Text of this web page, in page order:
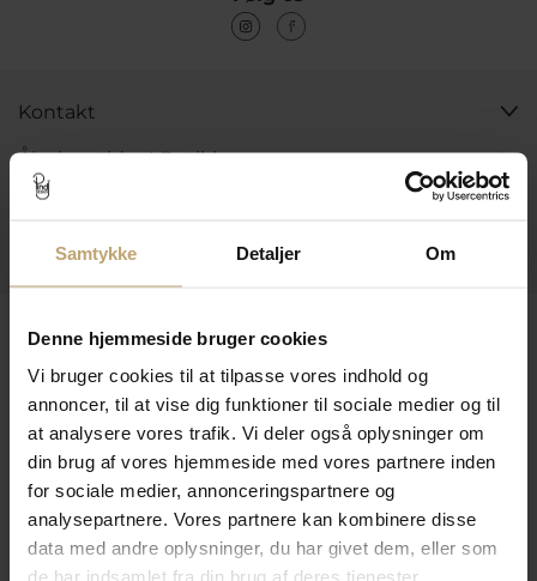
Samtykke Detaljer Om
Denne hjemmeside bruger cookies
Vi bruger cookies til at tilpasse vores indhold og
annoncer, til at vise dig funktioner til sociale medier og til
at analysere vores trafik. Vi deler også oplysninger om
din brug af vores hjemmeside med vores partnere inden
for sociale medier, annonceringspartnere og
analysepartnere. Vores partnere kan kombinere disse
data med andre oplysninger, du har givet dem, eller som
de har indsamlet fra din brug af deres tjenester.
Kontakt
Åbningstider I Butikken
Information
Praktiske Sider
Betalingsmuligheder
Sikker Og Tryg E-Handel